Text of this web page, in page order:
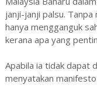
janji-janji palsu.
hanya mengganguk
kerana apa yang
Apabila ia tidak dapat
menyatakan